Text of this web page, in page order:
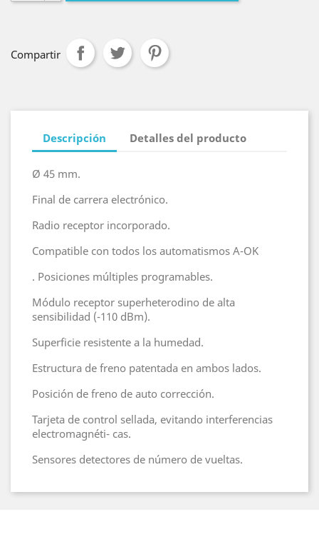
Compartir
Descripción Detalles del producto
Ø 45 mm.
Final de carrera electrónico.
Radio receptor incorporado.
Compatible con todos los automatismos A-OK
. Posiciones múltiples programables.
Módulo receptor superheterodino de alta
sensibilidad (-110 dBm).
Superficie resistente a la humedad.
Estructura de freno patentada en ambos lados.
Posición de freno de auto corrección.
Tarjeta de control sellada, evitando interferencias
electromagnéti- cas.
Sensores detectores de número de vueltas.